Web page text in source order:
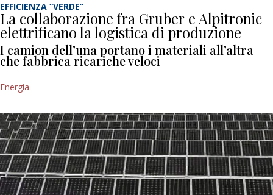
EFFICIENZA “VERDE”
La collaborazione fra Gruber e Alpitronic
elettrificano la logistica di produzione
I camion dell’una portano i materiali all’altra
che fabbrica ricariche veloci
Energia